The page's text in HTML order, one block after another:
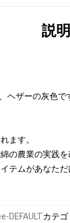
説明
ザーの灰色
ます。
の農業の実践
テムがあなた
DEFAULTカテゴ